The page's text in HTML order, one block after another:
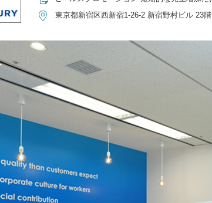
東京都新宿区西新宿1-26-2 新宿野村ビル 23階